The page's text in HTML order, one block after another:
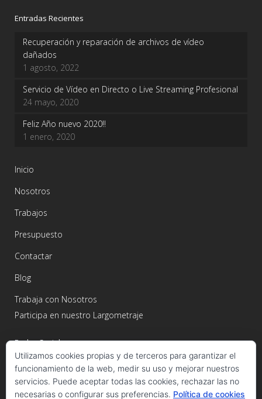
Entradas Recientes
Recuperación y reparación de archivos de vídeo
dañados
1 agosto, 2022
Servicio de Vídeo en Directo o Live Streaming Profesional
24 mayo, 2020
Feliz Año nuevo 2020!!
1 enero, 2020
Inicio
Nosotros
Trabajos
Presupuesto
Contactar
Blog
Trabaja con Nosotros
Participa en nuestro Largometraje
Redes Sociales
Utilizamos cookies propias y de terceros para garantizar el
funcionamiento de la web, medir su uso y mejorar nuestros
servicios. Puede aceptar todas las cookies, rechazar las no
necesarias o configurar sus preferencias. Política de cookies